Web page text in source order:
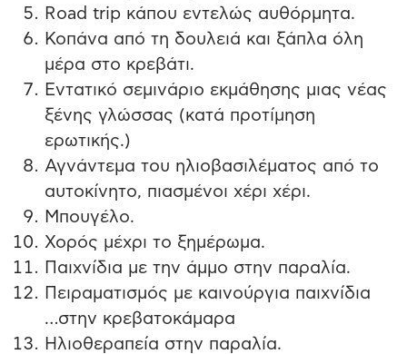
Road trip κάπου εντελώς αυθόρμητα.
Κοπάνα από τη δουλειά και ξάπλα όλη
μέρα στο κρεβάτι.
Εντατικό σεμινάριο εκμάθησης μιας νέας
ξένης γλώσσας (κατά προτίμηση
ερωτικής.)
Αγνάντεμα του ηλιοβασιλέματος από το
αυτοκίνητο, πιασμένοι χέρι χέρι.
Μπουγέλο.
Χορός μέχρι το ξημέρωμα.
Παιχνίδια με την άμμο στην παραλία.
Πειραματισμός με καινούργια παιχνίδια
…στην κρεβατοκάμαρα
Ηλιοθεραπεία στην παραλία.